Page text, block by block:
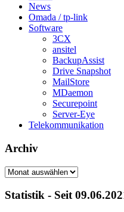
News
Omada / tp-link
Software
3CX
ansitel
BackupAssist
Drive Snapshot
MailStore
MDaemon
Securepoint
Server-Eye
Telekommunikation
Archiv
Archiv
Statistik - Seit